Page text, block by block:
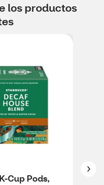
los productos
Cup Pods,